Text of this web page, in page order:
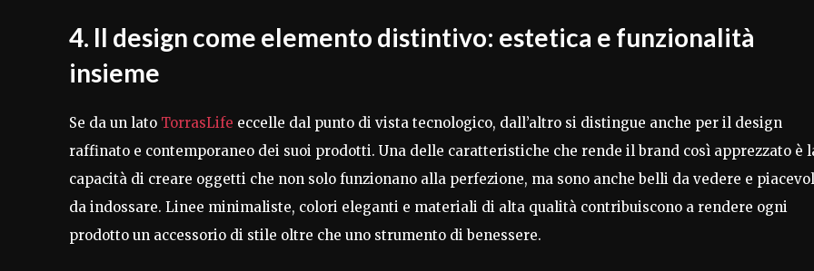
4. Il design come elemento distintivo: estetica e funzionalità
insieme
Se da un lato TorrasLife eccelle dal punto di vista tecnologico, dall’altro si distingue anche per il design
raffinato e contemporaneo dei suoi prodotti. Una delle caratteristiche che rende il brand così apprezzato è
capacità di creare oggetti che non solo funzionano alla perfezione, ma sono anche belli da vedere e
da indossare. Linee minimaliste, colori eleganti e materiali di alta qualità contribuiscono a rendere ogni
prodotto un accessorio di stile oltre che uno strumento di benessere.